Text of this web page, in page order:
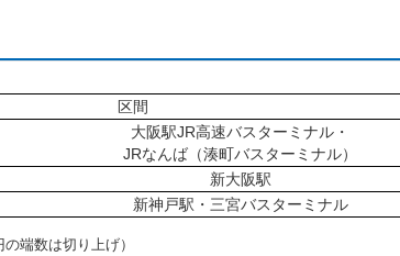
区間
大阪駅JR高速バスターミナル・
JRなんば（湊町バスターミナル）
新大阪駅
新神戸駅・三宮バスターミナル
端数は切り上げ）